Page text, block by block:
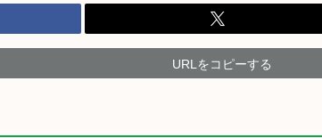
URLをコピーする